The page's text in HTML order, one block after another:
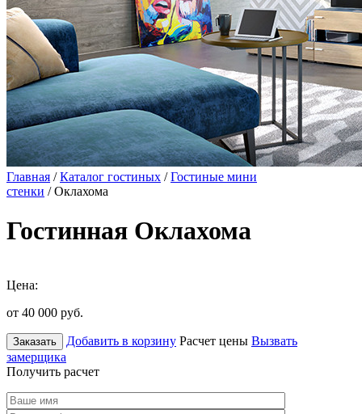
Главная /Каталог гостиных /Гостиные мини
стенки / Оклахома
Гостинная Оклахома
Цена:
от 40 000 руб.
Заказать Добавить в корзину Расчет цены Вызвать
замерщика
Получить расчет